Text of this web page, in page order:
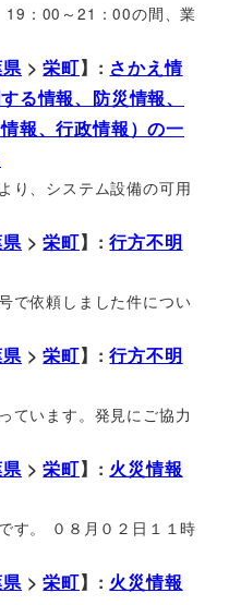
：00～21：00の間、業
>栄町】: さかえ情
る情報、防災情報、
報、行政情報）の一
り、システム設備の可用
>栄町】:行方不明
で依頼しました件につい
>栄町】:行方不明
ています。発見にご協力
>栄町】: 火災情報
す。 ０８月０２日１１時
>栄町】: 火災情報